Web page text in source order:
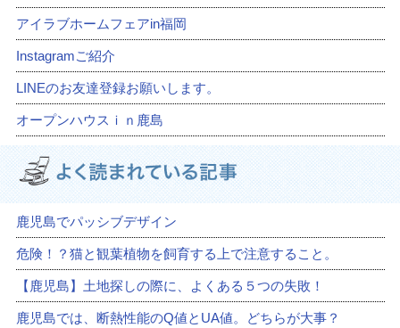
アイラブホームフェアin福岡
Instagramご紹介
LINEのお友達登録お願いします。
オープンハウスｉｎ鹿島
鹿児島でパッシブデザイン
危険！？猫と観葉植物を飼育する上で注意すること。
【鹿児島】土地探しの際に、よくある５つの失敗！
鹿児島では、断熱性能のQ値とUA値。どちらが大事？